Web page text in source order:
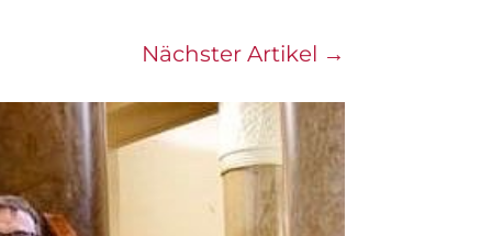
Nächster Artikel →